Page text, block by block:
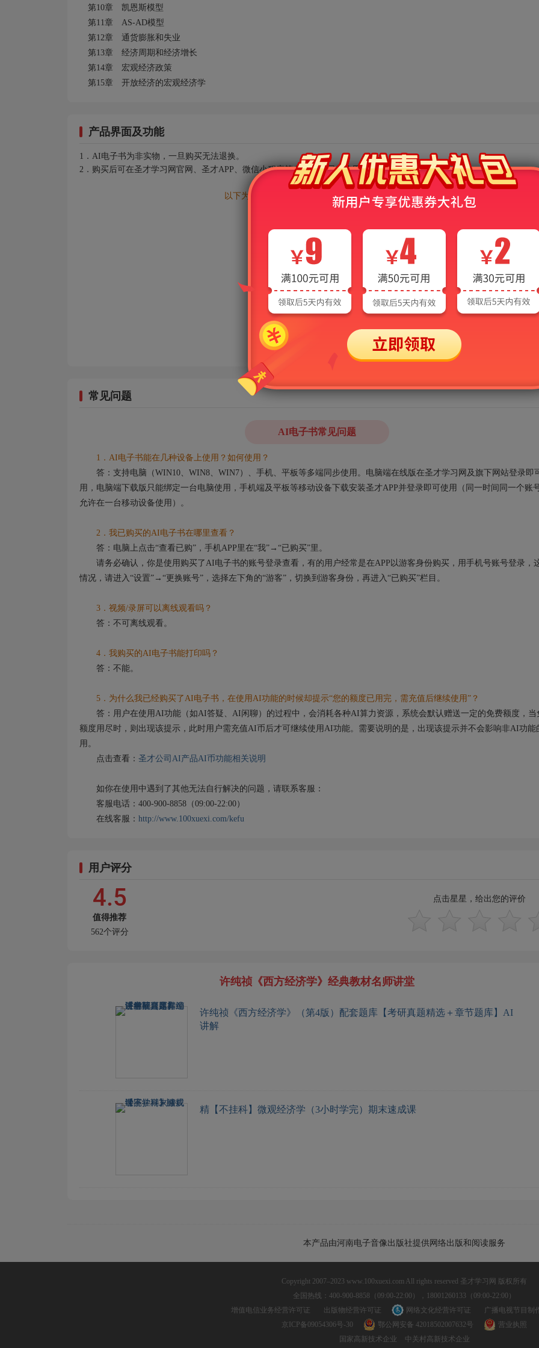
第10章 凯恩斯模型
第11章 AS-AD模型
第12章 通货膨胀和失业
第13章 经济周期和经济增长
第14章 宏观经济政策
第15章 开放经济的宏观经济学
产品界面及功能
1．AI电子书为非实物，一旦购买无法退换。
2．购买后可在圣才学习网官网、圣才APP、微信小程序等多种平台同步使用。
以下为AI电子书界面展示，非本产品，仅供参考！
常见问题
AI电子书常见问题
1．AI电子书能在几种设备上使用？如何使用？
答：支持电脑（WIN10、WIN8、WIN7）、手机、平板等多端同步使用。电脑端在线版在圣才学习网及旗下网站登录即
用，电脑端下载版只能绑定一台电脑使用，手机端及平板等移动设备下载安装圣才APP并登录即可使用（同一时间同一个账
允许在一台移动设备使用）。
2．我已购买的AI电子书在哪里查看？
答：电脑上点击“查看已购”，手机APP里在“我”→“已购买”里。
请务必确认，你是使用购买了AI电子书的账号登录查看，有的用户经常是在APP以游客身份购买，用手机号账号登录，
情况，请进入“设置”→“更换账号”，选择左下角的“游客”，切换到游客身份，再进入“已购买”栏目。
3．视频/录屏可以离线观看吗？
答：不可离线观看。
4．我购买的AI电子书能打印吗？
答：不能。
5．为什么我已经购买了AI电子书，在使用AI功能的时候却提示“您的额度已用完，需充值后继续使用”？
答：用户在使用AI功能（如AI答疑、AI闲聊）的过程中，会消耗各种AI算力资源，系统会默认赠送一定的免费额度，当
额度用尽时，则出现该提示，此时用户需充值AI币后才可继续使用AI功能。需要说明的是，出现该提示并不会影响非AI功能
用。
点击查看： 圣才公司AI产品AI币功能相关说明
如你在使用中遇到了其他无法自行解决的问题，请联系客服：
客服电话：400-900-8858（09:00-22:00）
在线客服： http://www.100xuexi.com/kefu
用户评分
4.5
值得推荐
562个评分
点击星星，给出您的评价
许纯祯《西方经济学》经典教材名师讲堂
许纯祯《西方经济学》（第4版）配套题库【考研真题精选＋章节题库】AI
讲解
精 【不挂科】微观经济学（3小时学完）期末速成课
本产品由河南电子音像出版社提供网络出版和阅读服务
Copyright 2007–2023 www.100xuexi.com All rights reserved 圣才学习网 版权所有
全国热线：400-900-8858（09:00-22:00），18001260133（09:00-22:00）
增值电信业务经营许可证
出版物经营许可证 网络文化经营许可证
广播电视节目制
京ICP备09054306号-30
鄂公网安备 42018502007632号
营业执照
国家高新技术企业
中关村高新技术企业